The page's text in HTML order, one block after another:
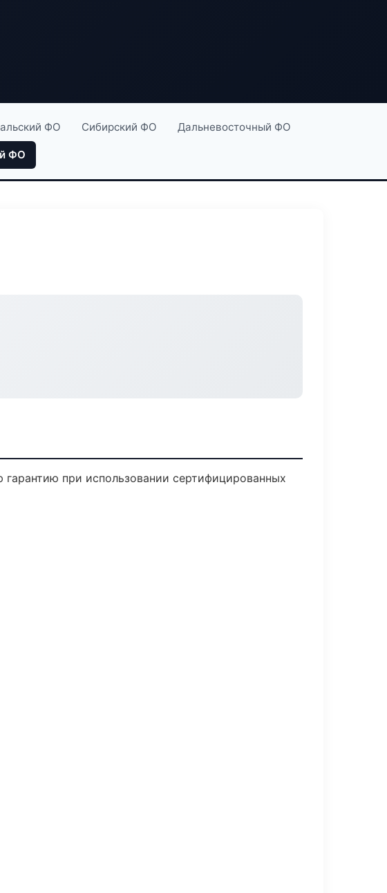
ФО Сибирский ФО Дальневосточный ФО
ФО
при использовании сертифицированных